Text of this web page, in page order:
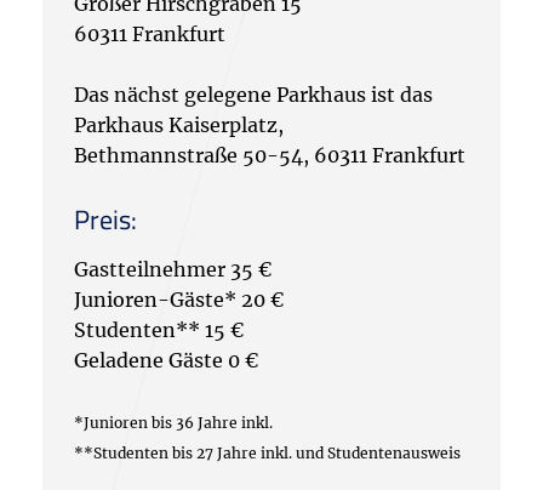
60311 Frankfurt
Das nächst gelegene Parkhaus ist das
Parkhaus Kaiserplatz,
Bethmannstraße 50-54, 60311 Frankfurt
Preis:
Gastteilnehmer 35 €
Junioren-Gäste* 20 €
Studenten** 15 €
Geladene Gäste 0 €
*Junioren bis 36 Jahre inkl.
**Studenten bis 27 Jahre inkl. und Studentenausweis